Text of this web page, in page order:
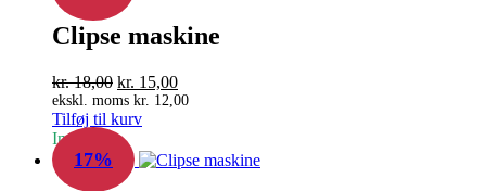
Clipse maskine
kr.18,00 Den
oprindelige
pris
var:
kr. 18,00.
kr. 15,00Den
aktuelle
kr. 15,00.
ekskl. moms kr. 12,00
Tilføj til kurv
In Stock
17%